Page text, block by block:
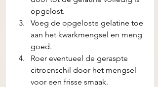
opgelost.
Voeg de opgeloste gelatine toe
aan het kwarkmengsel en meng
goed.
Roer eventueel de geraspte
citroenschil door het mengsel
voor een frisse smaak.